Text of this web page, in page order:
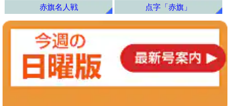
赤旗名人戦
点字「赤旗」